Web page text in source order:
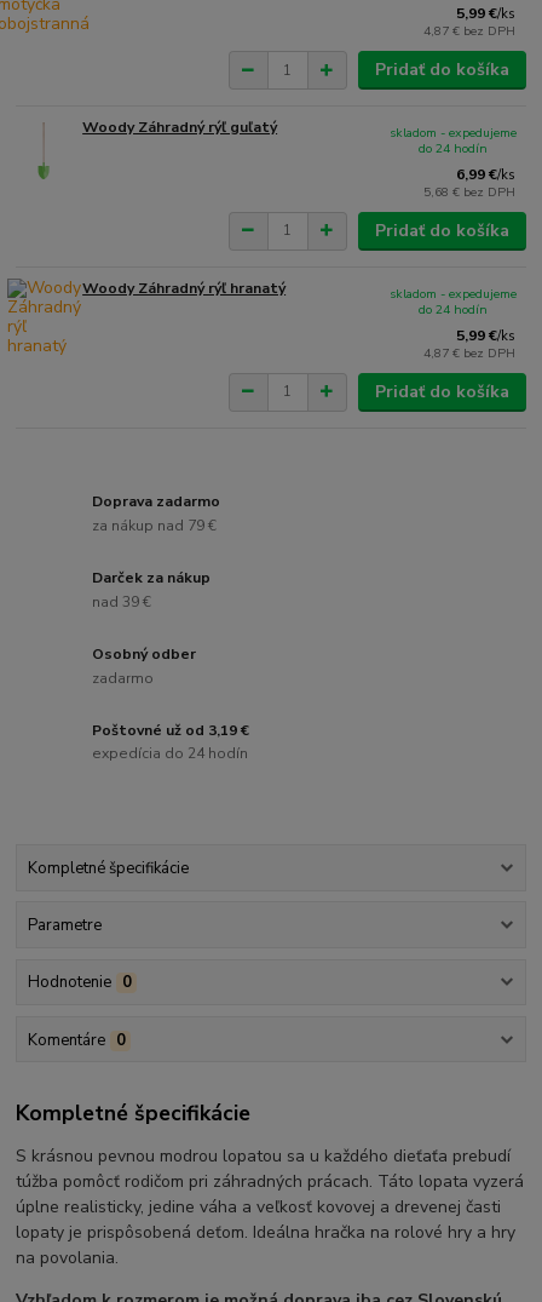
5,99 €/ks
4,87 € bez DPH
Pridať do košíka
Woody Záhradný rýľ guľatý
6,99 €/ks
5,68 € bez DPH
skladom - expedujeme
do 24 hodín
Pridať do košíka
Woody Záhradný rýľ hranatý
5,99 €/ks
4,87 € bez DPH
skladom - expedujeme
do 24 hodín
Pridať do košíka
Doprava zadarmo
za nákup nad 79 €
Darček za nákup
nad 39 €
Osobný odber
zadarmo
Poštovné už od 3,19 €
expedícia do 24 hodín
Kompletné špecifikácie
Parametre
Hodnotenie 0
Komentáre 0
Kompletné špecifikácie
S krásnou pevnou modrou lopatou sa u každého dieťaťa prebudí
túžba pomôcť rodičom pri záhradných prácach. Táto lopata vyzerá
úplne realisticky, jedine váha a veľkosť kovovej a drevenej časti
lopaty je prispôsobená deťom. Ideálna hračka na rolové hry a hry
na povolania.